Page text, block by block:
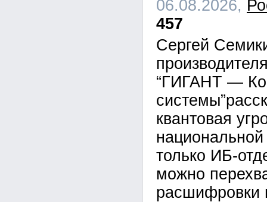
06.08.2026,
457
Сергей
“ГИГАНТ —
квантовая
только ИБ-
можно
расшифровки